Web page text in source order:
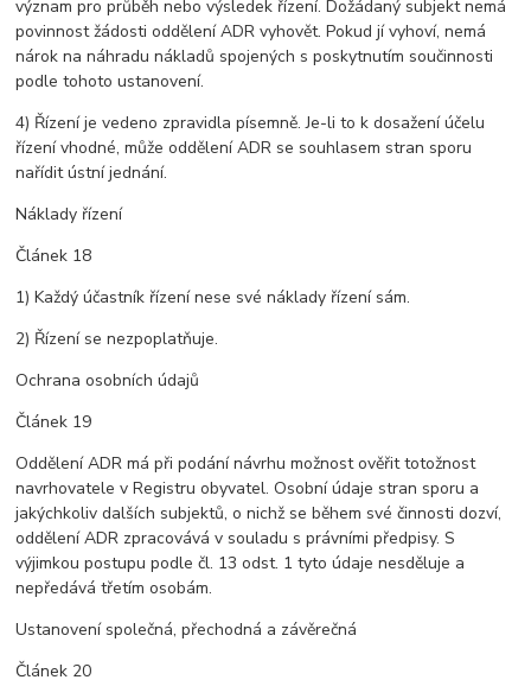
význam pro průběh nebo výsledek řízení. Dožádaný subjekt nemá
povinnost žádosti oddělení ADR vyhovět. Pokud jí vyhoví, nemá
nárok na náhradu nákladů spojených s poskytnutím součinnosti
podle tohoto ustanovení.
4) Řízení je vedeno zpravidla písemně. Je-li to k dosažení účelu
řízení vhodné, může oddělení ADR se souhlasem stran sporu
nařídit ústní jednání.
Náklady řízení
Článek 18
1) Každý účastník řízení nese své náklady řízení sám.
2) Řízení se nezpoplatňuje.
Ochrana osobních údajů
Článek 19
Oddělení ADR má při podání návrhu možnost ověřit totožnost
navrhovatele v Registru obyvatel. Osobní údaje stran sporu a
jakýchkoliv dalších subjektů, o nichž se během své činnosti dozví,
oddělení ADR zpracovává v souladu s právními předpisy. S
výjimkou postupu podle čl. 13 odst. 1 tyto údaje nesděluje a
nepředává třetím osobám.
Ustanovení společná, přechodná a závěrečná
Článek 20